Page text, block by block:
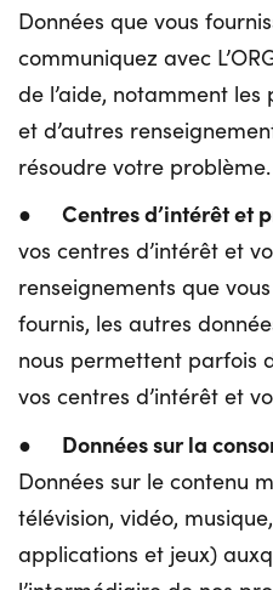
Données que vous
communiquez avec
de l’aide, notamment les
et d’autres
résoudre votre problème.
● Centres d’intérêt et
vos centres d’intérêt et
renseignements que
fournis, les autres
nous permettent parfois
vos centres d’intérêt et
● Données sur la
Données sur le contenu
télévision, vidéo,
applications et jeux)